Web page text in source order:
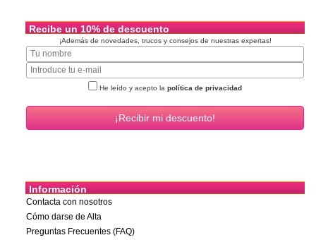
Recibe un 10% de descuento
¡Además de novedades, trucos y consejos de nuestras expertas!
He leído y acepto la política de privacidad
Información
Contacta con nosotros
Cómo darse de Alta
Preguntas Frecuentes (FAQ)